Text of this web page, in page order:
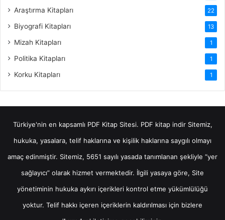
Araştırma Kitapları 22
Biyografi Kitapları 13
Mizah Kitapları 1
Politika Kitapları 1
Korku Kitapları 1
Türkiye'nin en kapsamlı PDF Kitap Sitesi. PDF kitap indirSitemiz,
hukuka, yasalara, telif haklarına ve kişilik haklarına saygılı olmayı
amaç edinmiştir. Sitemiz, 5651 sayılı yasada tanımlanan şekliyle “yer
sağlayıcı” olarak hizmet vermektedir. İlgili yasaya göre, Site
yönetiminin hukuka aykırı içerikleri kontrol etme yükümlülüğü
yoktur. Telif hakkı içeren içeriklerin kaldırılması için bizlere